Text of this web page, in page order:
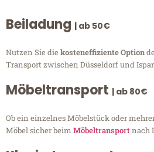
Beiladung | ab 50€
Nutzen Sie diekosteneffiziente Option
Transport zwischen Düsseldorf und
Möbeltransport | ab 80€
Ob ein einzelnes Möbelstück oder
Möbel sicher beim Möbeltransportnach